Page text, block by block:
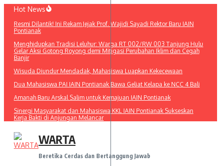
Lewati
konten
Hot News
Resmi Dilantik! Ini Rekam Jejak Prof. Wajidi Sayadi Rektor Baru IAIN
Pontianak
Menghidupkan Tradisi Leluhur: Warga RT 002/RW 003 Tanjung Hulu
Gelar Aksi Gotong Royong demi Mitigasi Perubahan Iklim dan Cegah
Banjir
Wisuda Diundur Mendadak, Mahasiswa Luapkan Kekecewaan
Dua Mahasiswa PAI IAIN Pontianak Bawa Geliat Kelapa ke NCC 4 Bali
Amanah Baru Arskal Salim untuk Kemajuan IAIN Pontianak
Sinergi Masyarakat dan Mahasiswa KKL IAIN Pontianak Sukseskan
Kerja Bakti di Anjungan Melancar
WARTA
Beretika Cerdas dan Bertanggung Jawab